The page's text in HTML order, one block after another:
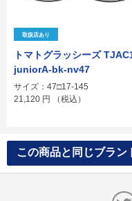
取扱店あり
トマトグラッシーズ
juniorA-bk-nv47
サイズ：47□17-145
21,120 円 （税込）
この商品と同じブラ